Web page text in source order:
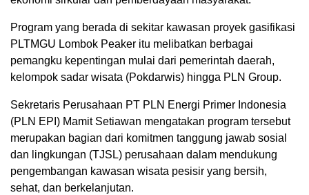
Program yang berada di sekitar kawasan proyek gasifikasi
PLTMGU Lombok Peaker itu melibatkan berbagai
pemangku kepentingan mulai dari pemerintah daerah,
kelompok sadar wisata (Pokdarwis) hingga PLN Group.
Sekretaris Perusahaan PT PLN Energi Primer Indonesia
(PLN EPI) Mamit Setiawan mengatakan program tersebut
merupakan bagian dari komitmen tanggung jawab sosial
dan lingkungan (TJSL) perusahaan dalam mendukung
pengembangan kawasan wisata pesisir yang bersih,
sehat, dan berkelanjutan.